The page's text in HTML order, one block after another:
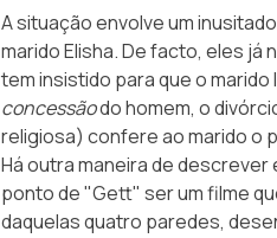
A situação envolve um
marido Elisha. De facto, eles
tem insistido para que o
concessãodo homem, o
religiosa) confere ao marido o
Há outra maneira de
ponto de "Gett" ser um filme
daquelas quatro paredes,